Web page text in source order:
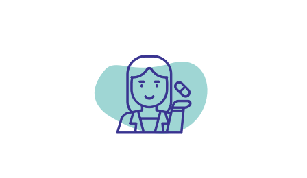
Fitoterapia
La Voz De
Pacientes